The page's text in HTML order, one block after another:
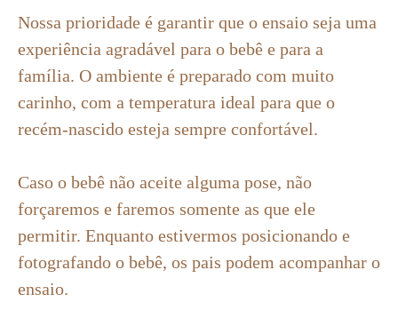
Nossa prioridade é garantir que o ensaio seja uma
experiência agradável para o bebê e para a
família. O ambiente é preparado com muito
carinho, com a temperatura ideal para que o
recém-nascido esteja sempre confortável.
Caso o bebê não aceite alguma pose, não
forçaremos e faremos somente as que ele
permitir. Enquanto estivermos posicionando e
fotografando o bebê, os pais podem acompanhar o
ensaio.